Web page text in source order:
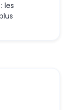
les